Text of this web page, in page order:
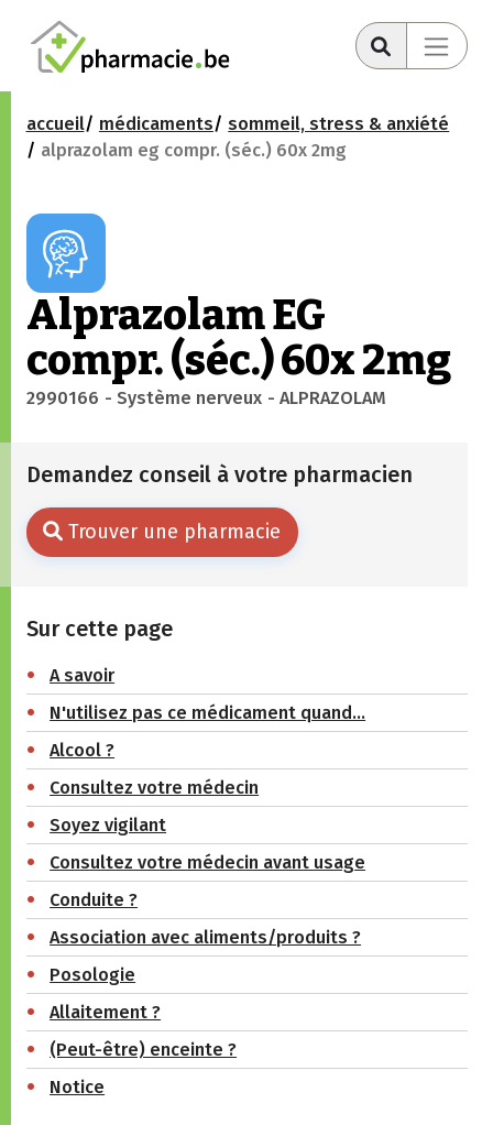
accueil médicaments
sommeil, stress & anxiété
alprazolam eg compr. (séc.) 60x 2mg
Alprazolam EG
compr. (séc.) 60x 2mg
2990166 - Système nerveux - ALPRAZOLAM
Demandez conseil à votre pharmacien
Trouver une pharmacie
Sur cette page
A savoir
N'utilisez pas ce médicament quand…
Alcool ?
Consultez votre médecin
Soyez vigilant
Consultez votre médecin avant usage
Conduite ?
Association avec aliments/produits ?
Posologie
Allaitement ?
(Peut-être) enceinte ?
Notice